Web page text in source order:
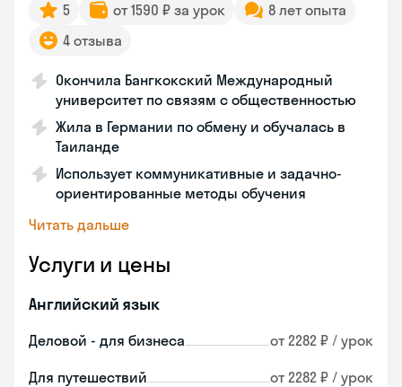
5 от 1590 ₽ за урок
8 лет опыта
4 отзыва
Окончила Бангкокский Международный
университет по связям с общественностью
Жила в Германии по обмену и обучалась в
Таиланде
Использует коммуникативные и задачно-
ориентированные методы обучения
Читать дальше
Услуги и цены
Английский язык
Деловой - для бизнеса от 2282 ₽ / урок
Для путешествий от 2282 ₽ / урок